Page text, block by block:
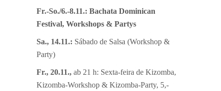
Fr.-So./6.-8.11.: Bachata Dominican
Festival, Workshops & Partys
Sa., 14.11.: Sábado de Salsa (Workshop &
Party)
Fr., 20.11., ab 21 h: Sexta-feira de Kizomba,
Kizomba-Workshop & Kizomba-Party, 5,-